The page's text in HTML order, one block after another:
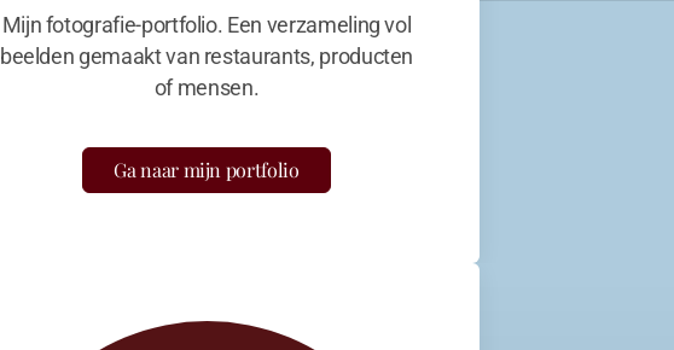
Mijn fotografie-portfolio. Een verzameling vol
beelden gemaakt van restaurants, producten
of mensen.
Ga naar mijn portfolio